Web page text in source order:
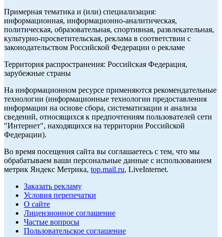
Примерная тематика и (или) специализация:
информационная, информационно-аналитическая,
политическая, образовательная, спортивная, развлекательная,
культурно-просветительская, реклама в соответствии с
законодательством Российской Федерации о рекламе
Территория распространения: Российская Федерация,
зарубежные страны
На информационном ресурсе применяются рекомендательные
технологии (информационные технологии предоставления
информации на основе сбора, систематизации и анализа
сведений, относящихся к предпочтениям пользователей сети
"Интернет", находящихся на территории Российской
Федерации).
Во время посещения сайта вы соглашаетесь с тем, что мы
обрабатываем ваши персональные данные с использованием
метрик Яндекс Метрика, top.mail.ru, LiveInternet.
Заказать рекламу
Условия перепечатки
О сайте
Лицензионное соглашение
Частые вопросы
Пользовательское соглашение